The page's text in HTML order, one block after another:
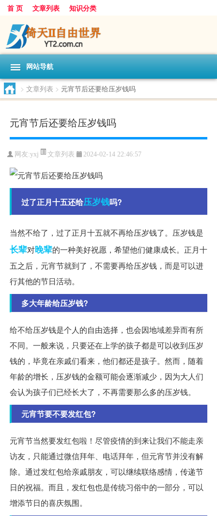
首 页 文章列表 知识分类
网站导航
> 文章列表 > 元宵节后还要给压岁钱吗
元宵节后还要给压岁钱吗
网友:yxj 文章列表 2024-02-14 22:46:57
过了正月十五还给压岁钱吗?
当然不给了，过了正月十五就不再给压岁钱了。压岁钱是
长辈对晚辈的一种美好祝愿，希望他们健康成长。正月十
五之后，元宵节就到了，不需要再给压岁钱，而是可以进
行其他的节日活动。
多大年龄给压岁钱?
给不给压岁钱是个人的自由选择，也会因地域差异而有所
不同。一般来说，只要还在上学的孩子都是可以收到压岁
钱的，毕竟在亲戚们看来，他们都还是孩子。然而，随着
年龄的增长，压岁钱的金额可能会逐渐减少，因为大人们
会认为孩子们已经长大了，不再需要那么多的压岁钱。
元宵节要不要发红包?
元宵节当然要发红包啦！尽管疫情的到来让我们不能走亲
访友，只能通过微信拜年、电话拜年，但元宵节并没有解
除。通过发红包给亲戚朋友，可以继续联络感情，传递节
日的祝福。而且，发红包也是传统习俗中的一部分，可以
增添节日的喜庆氛围。